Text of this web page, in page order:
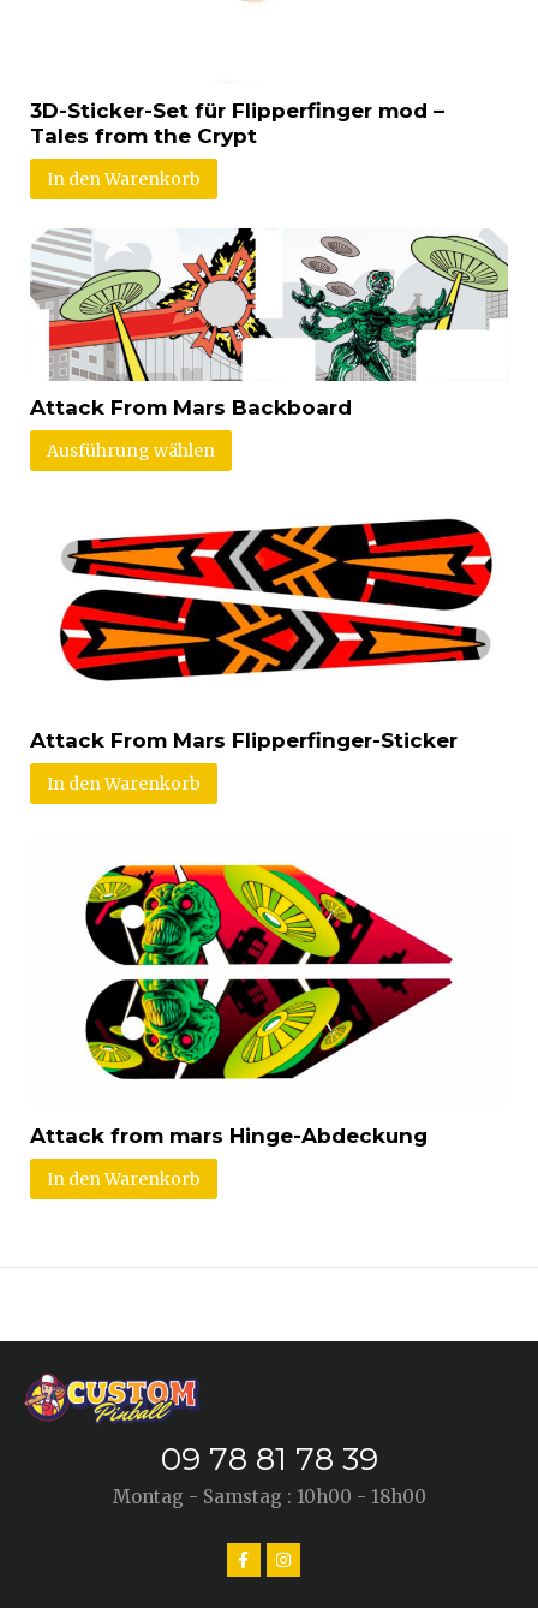
3D-Sticker-Set für Flipperfinger mod –
Tales from the Crypt
In den Warenkorb
Attack From Mars Backboard
Ausführung wählen
Attack From Mars Flipperfinger-Sticker
In den Warenkorb
Attack from mars Hinge-Abdeckung
In den Warenkorb
09 78 81 78 39
Montag - Samstag : 10h00 - 18h00